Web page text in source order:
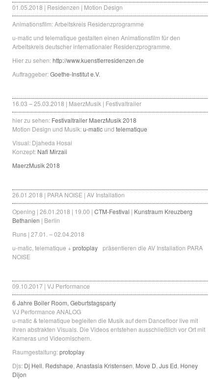
01.05.2018 | Residenzen | Motion Design
Animationsfilm: Arbeitskreis Residenzprogramme
u-matic und telematique gestalten einen Animationsfilm für den
Arbeitskreis deutscher internationaler Residenzprogramme.
Hier zu sehen:http://www.kuenstlerresidenzen.de
Auftraggeber:Goethe-Institut e.V.
16.03 – 25.03.2018 | MaerzMusik | Festivaltrailer
hier zu sehen: Festivaltrailer MaerzMusik 2018
Motion Design und Musik:u-maticund telematique
Visual: Djaheda Hosai
Konzept: Nafi Mirzaii
MaerzMusik 2018
26.01.2018 | PARA NOISE | AV Installation
Opening | 26.01.2018 | 19.00 | CTM-Festival | Kunstraum Kreuzberg
Bethanien | Berlin
Runs | 27.01. – 02.04.2018
u-matic, telematique + protoplay präsentieren die AV Installation PARA
NOISE
09.10.2017 | VJ Performance
6 Jahre Boiler Room, Geburtstagsparty
VJ Performance ANALOG
u-matic & telematique begleiten die Musik auf dem Dancefloor live mit
ihren abstrakten Visuals. Die Videos entstehen ausschließlich vor Ort mit
Kameras und Videomischern.
Raumgestaltung:protoplay
Djs: Dj Hell Redshape Anastasia Kristensen Move D Jus Ed Honey
Dijon